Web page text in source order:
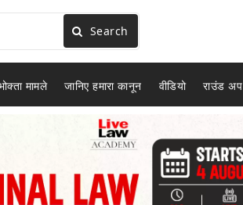
Search
मामले जानिए हमारा कानून वीडियो राउंड अप